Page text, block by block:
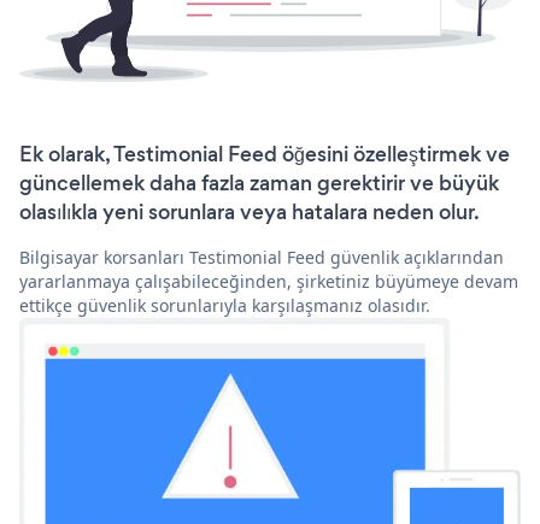
Ek olarak, Testimonial Feed öğesini özelleştirmek ve
güncellemek daha fazla zaman gerektirir ve büyük
olasılıkla yeni sorunlara veya hatalara neden olur.
Bilgisayar korsanları Testimonial Feed güvenlik açıklarından
yararlanmaya çalışabileceğinden, şirketiniz büyümeye devam
ettikçe güvenlik sorunlarıyla karşılaşmanız olasıdır.